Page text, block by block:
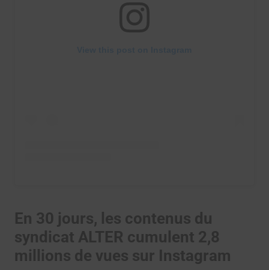
En 30 jours, les contenus du
syndicat ALTER cumulent 2,8
millions de vues sur Instagram